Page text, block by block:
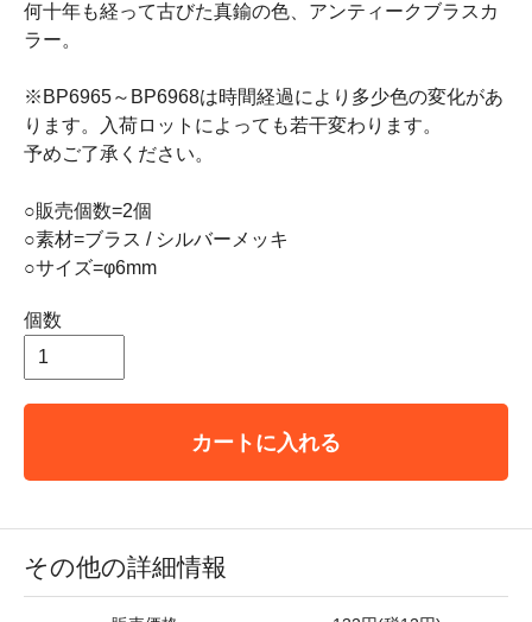
何十年も経って古びた真鍮の色、アンティークブラスカ
ラー。
※BP6965～BP6968は時間経過により多少色の変化があ
ります。入荷ロットによっても若干変わります。
予めご了承ください。
○販売個数=2個
○素材=ブラス / シルバーメッキ
○サイズ=φ6mm
個数
カートに入れる
その他の詳細情報